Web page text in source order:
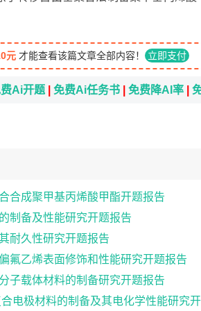
元 才能查看该篇文章全部内容！ 立即支付
Ai开题 免费Ai任务书 免费降AI率
合成聚甲基丙烯酸甲酯开题报告
制备及性能研究开题报告
耐久性研究开题报告
氟乙烯表面修饰和性能研究开题报告
子载体材料的制备研究开题报告
电极材料的制备及其电化学性能研究